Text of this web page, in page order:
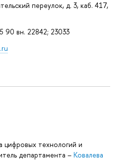
переулок, д. 3, каб. 417,
90 вн. 22842; 23033
цифровых технологий и
департамента – Ковалева